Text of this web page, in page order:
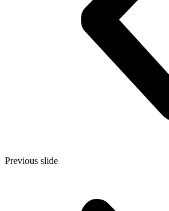
Previous slide